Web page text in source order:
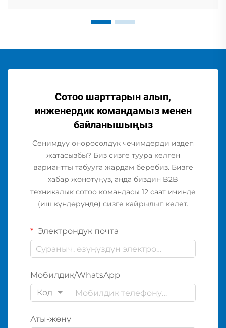
Сотоо шарттарын алып,
инженердик командамыз менен
байланышыңыз
Сенимдүү өнөрөсөлдүк чечимдерди издеп
жатасызбы? Биз сизге туура келген
вариантты табууга жардам беребиз. Бизге
хабар жөнөтүңүз, анда биздин B2B
техникалык сотоо командасы 12 саат ичинде
(иш күндөрүндө) сизге кайрылып келет.
Электрондук почта
Мобилдик/WhatsApp
Код
Аты-жөнү